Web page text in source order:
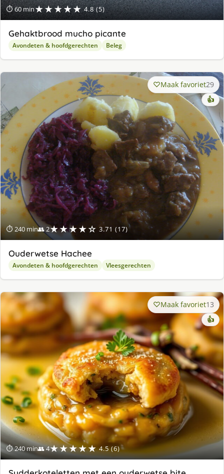
⏱ 60 min★★★★★ 4.8 (5)
Gehaktbrood mucho picante
Avondeten & hoofdgerechten Beleg
⏱ 240 min👥 2★★★★☆ 3.71 (17)
Maak favoriet29
👍
Ouderwetse Hachee
Avondeten & hoofdgerechten Vleesgerechten
⏱ 240 min👥 4★★★★★ 4.5 (6)
Maak favoriet13
👍